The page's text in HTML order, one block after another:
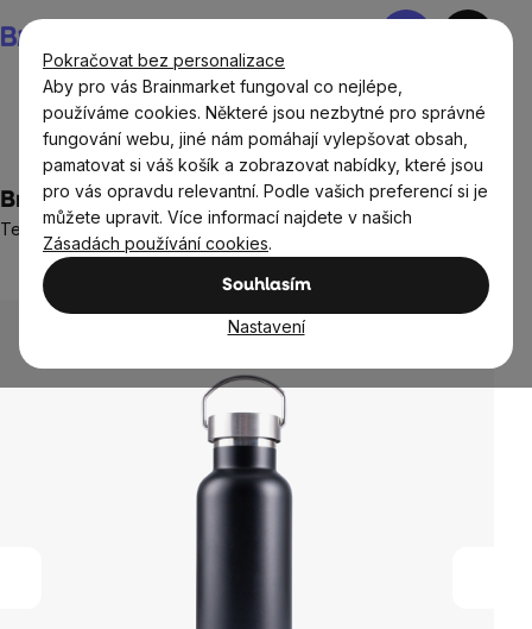
Pokračovat bez personalizace
Aby pro vás Brainmarket fungoval co nejlépe,
používáme cookies. Některé jsou nezbytné pro správné
fungování webu, jiné nám pomáhají vylepšovat obsah,
pamatovat si váš košík a zobrazovat nabídky, které jsou
pro vás opravdu relevantní. Podle vašich preferencí si je
můžete upravit. Více informací najdete v našich
Zásadách používání cookies.
Souhlasím
Nastavení
na
obsah
Nákupní
Domov Boxy na jídlo, lahve, šejkry, tašky
BrainMarket Nerezová termoska, 500 ml
Termoska z nerezové oceli pro uchování teplých nápojů
Průměrné
hodnocení
produktu
z
4 hodnocení